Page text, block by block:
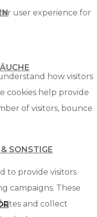
SONSTIGE
user experience for
how visitors
cookies help provide
of visitors, bounce
to provide visitors
campaigns. These
and collect